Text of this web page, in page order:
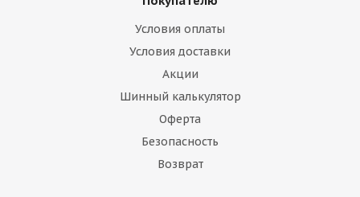
Условия оплаты
Условия доставки
Акции
Шинный калькулятор
Оферта
Безопасность
Возврат